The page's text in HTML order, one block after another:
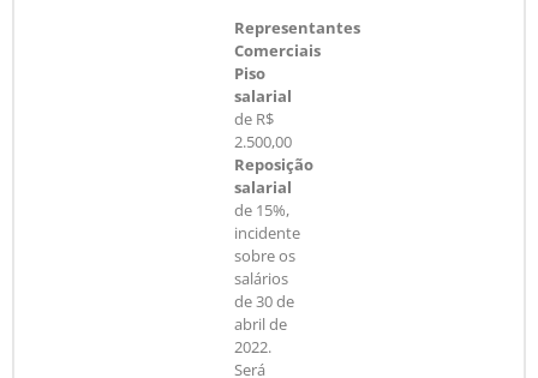
Representantes
Comerciais
Piso
salarial
de R$
2.500,00
Reposição
salarial
de 15%,
incidente
sobre os
salários
de 30 de
abril de
2022.
Será